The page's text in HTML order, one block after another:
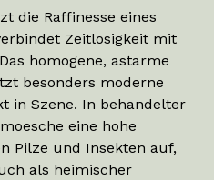
die Raffinesse eines
Zeitlosigkeit mit
homogene, astarme
besonders moderne
in Szene. In behandelter
eine hohe
Pilze und Insekten auf,
als heimischer